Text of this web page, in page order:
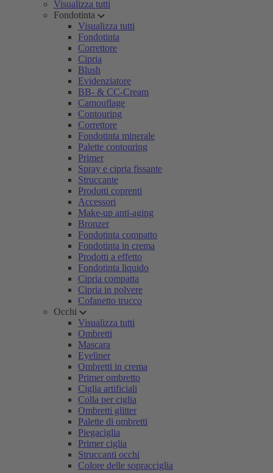
Visualizza tutti
Fondotinta
Visualizza tutti
Fondotinta
Correttore
Cipria
Blush
Evidenziatore
BB- & CC-Cream
Camouflage
Contouring
Correttore
Fondotinta minerale
Palette contouring
Primer
Spray e cipria fissante
Struccante
Prodotti coprenti
Accessori
Make-up anti-aging
Bronzer
Fondotinta compatto
Fondotinta in crema
Prodotti a effetto
Fondotinta liquido
Cipria compatta
Cipria in polvere
Cofanetto trucco
Occhi
Visualizza tutti
Ombretti
Mascara
Eyeliner
Ombretti in crema
Primer ombretto
Ciglia artificiali
Colla per ciglia
Ombretti glitter
Palette di ombretti
Piegaciglia
Primer ciglia
Struccanti occhi
Colore delle sopracciglia